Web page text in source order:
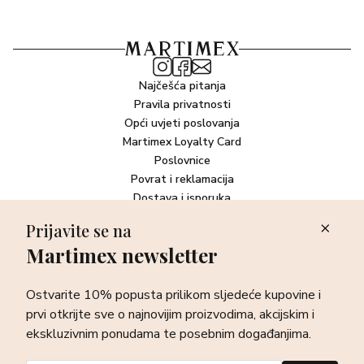
Najčešća pitanja
Pravila privatnosti
Opći uvjeti poslovanja
Martimex Loyalty Card
Poslovnice
Povrat i reklamacija
Dostava i isporuka
Newsletter
sve o najnovijim proizvodima, akcijskim i ekskluzivnim
ponudama te posebnim događanjima.
Prijava
Prijavite se na
Martimex newsletter
Ostvarite 10% popusta prilikom sljedeće kupovine i
prvi otkrijte sve o najnovijim proizvodima, akcijskim i
ekskluzivnim ponudama te posebnim događanjima.